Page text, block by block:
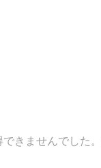
きませんでした